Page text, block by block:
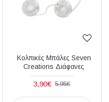
Κολπικές Μπάλες Seven
Creations Διάφανες
3,90€ 5,95€